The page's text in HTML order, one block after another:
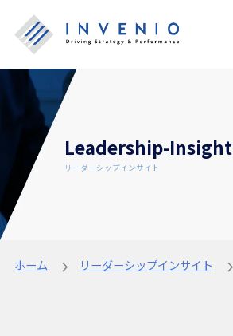
Leadership-Insight
リーダーシップインサイト
ホーム リーダーシップインサイト